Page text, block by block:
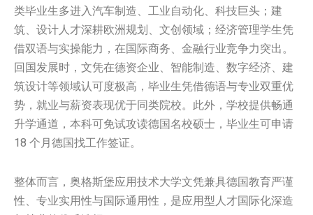
类毕业生多进入汽车制造、工业自动化、科技巨头；建
筑、设计人才深耕欧洲规划、文创领域；经济管理学生凭
借双语与实操能力，在国际商务、金融行业竞争力突出。
回国发展时，文凭在德资企业、智能制造、数字经济、建
筑设计等领域认可度极高，毕业生凭借德语与专业双重优
势，就业与薪资表现优于同类院校。此外，学校提供畅通
升学通道，本科可免试攻读德国名校硕士，毕业生可申请
18 个月德国找工作签证。
整体而言，奥格斯堡应用技术大学文凭兼具德国教育严谨
性、专业实用性与国际通用性，是应用型人才国际化深造